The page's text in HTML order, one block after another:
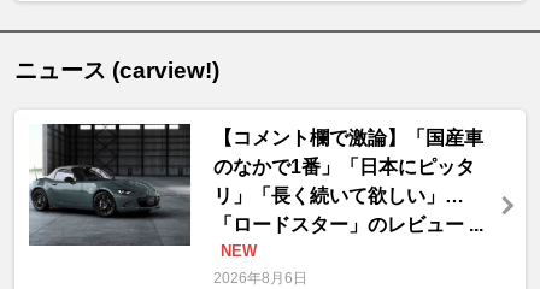
ニュース (carview!)
【コメント欄で激論】「国産車
のなかで1番」「日本にピッタ
リ」「長く続いて欲しい」…
「ロードスター」のレビュー ...
NEW
2026年8月6日